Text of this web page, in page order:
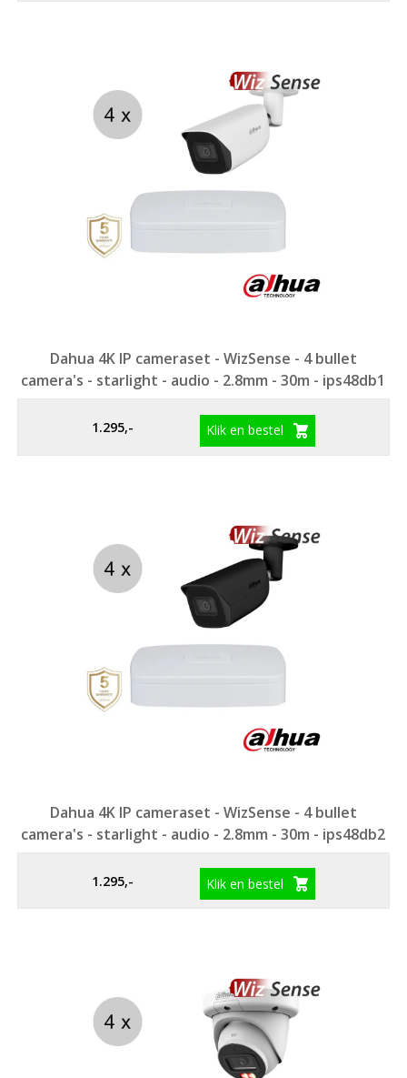
Dahua 4K IP cameraset - WizSense - 4 bullet
camera's - starlight - audio - 2.8mm - 30m - ips48db1
1.295,- Klik en bestel
Dahua 4K IP cameraset - WizSense - 4 bullet
camera's - starlight - audio - 2.8mm - 30m - ips48db2
1.295,- Klik en bestel